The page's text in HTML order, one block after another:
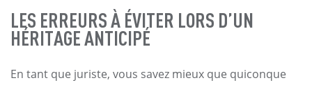
LES ERREURS À ÉVITER LORS D’UN
HÉRITAGE ANTICIPÉ
En tant que juriste, vous savez mieux que quiconque